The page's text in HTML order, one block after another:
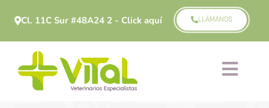
Cl. 11C Sur #48A24 2 - Click aquí LLÁMANOS